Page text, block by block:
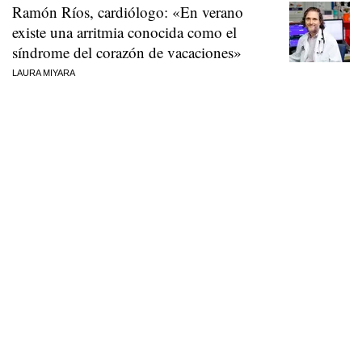
Ramón Ríos, cardiólogo: «En verano
existe una arritmia conocida como el
síndrome del corazón de vacaciones»
LAURA MIYARA